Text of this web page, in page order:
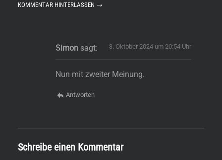
KOMMENTAR HINTERLASSEN →
Simon sagt: 3. Oktober 2024 um 20:54 Uhr
Nun mit zweiter Meinung.
Antworten
Schreibe einen Kommentar